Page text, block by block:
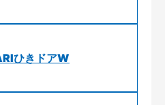
ひきドアW